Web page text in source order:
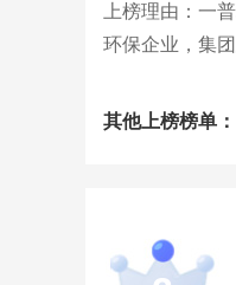
上榜理由：一
环保企业，集
其他上榜榜单：